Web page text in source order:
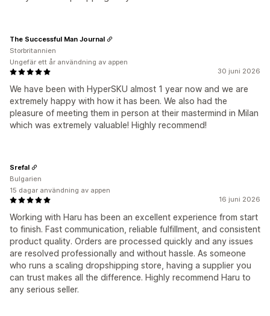
30 juni 2026
We have been with HyperSKU almost 1 year now and we are
extremely happy with how it has been. We also had the
pleasure of meeting them in person at their mastermind in Milan
which was extremely valuable! Highly recommend!
The Successful Man Journal
Storbritannien
Ungefär ett år användning av appen
16 juni 2026
Working with Haru has been an excellent experience from start
to finish. Fast communication, reliable fulfillment, and consistent
product quality. Orders are processed quickly and any issues
are resolved professionally and without hassle. As someone
who runs a scaling dropshipping store, having a supplier you
can trust makes all the difference. Highly recommend Haru to
any serious seller.
Srefal
Bulgarien
15 dagar användning av appen